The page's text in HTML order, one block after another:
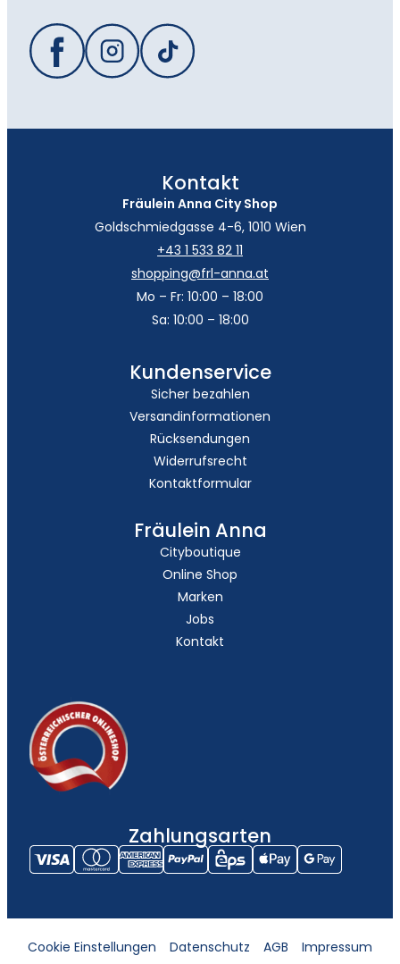
Kontakt
Fräulein Anna City Shop
Goldschmiedgasse 4-6, 1010 Wien
+43 1 533 82 11
shopping@frl-anna.at
Mo – Fr: 10:00 – 18:00
Sa: 10:00 – 18:00
Kundenservice
Sicher bezahlen
Versandinformationen
Rücksendungen
Widerrufsrecht
Kontaktformular
Fräulein Anna
Cityboutique
Online Shop
Marken
Jobs
Kontakt
Zahlungsarten
Cookie Einstellungen Datenschutz AGB Impressum